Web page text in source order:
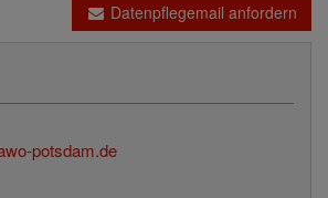
Datenpflegemail anfordern
potsdam.de